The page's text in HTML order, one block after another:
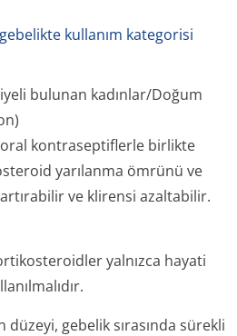
kullanım kategorisi
bulunan kadınlar/Doğum
kontraseptiflerle birlikte
yarılanma ömrünü ve
ve klirensi azaltabilir.
yalnızca hayati
gebelik sırasında sürekli